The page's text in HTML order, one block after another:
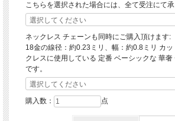
こちらを選択された場合には、全て受注にて承
ネックレス チェーンも同時にご購入頂けます:
18金の線径：約0.23ミリ、幅：約0.8ミリ カ
クレスに使用している 定番 ベーシックな 華
です。
購入数： 点